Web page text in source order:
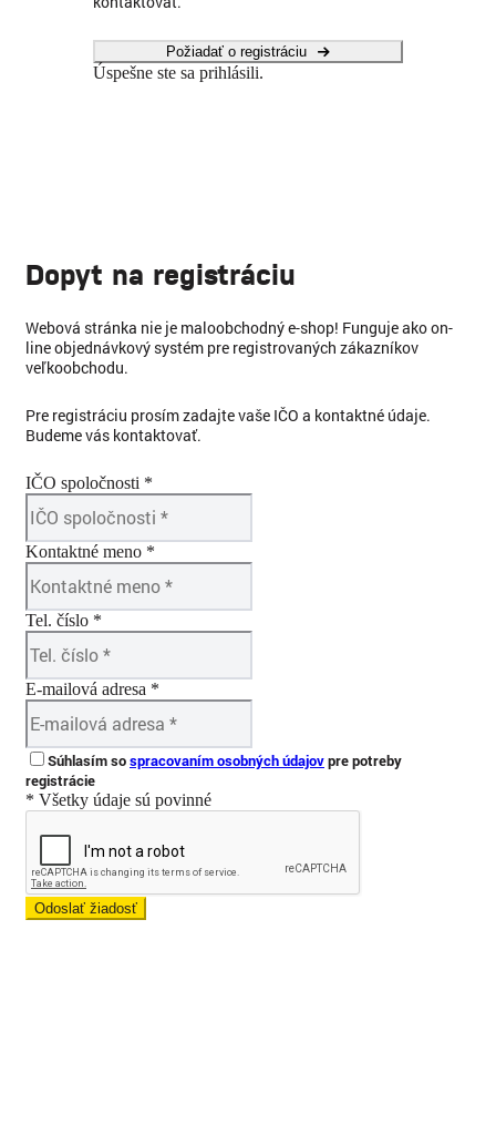
Požiadať o registráciu
Úspešne ste sa prihlásili.
Dopyt na registráciu
Webová stránka nie je maloobchodný e-shop! Funguje ako on-
line objednávkový systém pre registrovaných zákazníkov
veľkoobchodu.
Pre registráciu prosím zadajte vaše IČO a kontaktné údaje.
Budeme vás kontaktovať.
IČO spoločnosti *
Kontaktné meno *
Tel. číslo *
E-mailová adresa *
Súhlasím sospracovaním osobných údajovpre potreby
registrácie
* Všetky údaje sú povinné
Odoslať žiadosť